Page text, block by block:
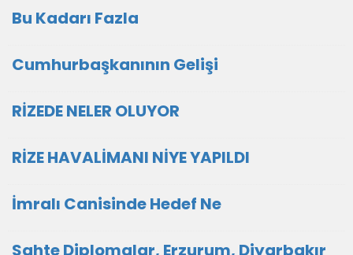
Bu Kadarı Fazla
Cumhurbaşkanının Gelişi
RİZEDE NELER OLUYOR
RİZE HAVALİMANI NİYE YAPILDI
İmralı Canisinde Hedef Ne
Sahte Diplomalar, Erzurum, Diyarbakır